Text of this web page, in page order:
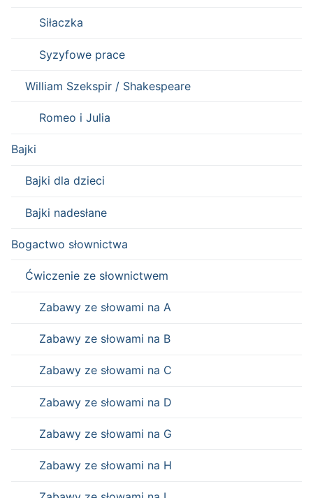
Siłaczka
Syzyfowe prace
William Szekspir / Shakespeare
Romeo i Julia
Bajki
Bajki dla dzieci
Bajki nadesłane
Bogactwo słownictwa
Ćwiczenie ze słownictwem
Zabawy ze słowami na A
Zabawy ze słowami na B
Zabawy ze słowami na C
Zabawy ze słowami na D
Zabawy ze słowami na G
Zabawy ze słowami na H